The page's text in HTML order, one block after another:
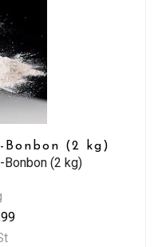
Bonbon (2 kg)
(2 kg)